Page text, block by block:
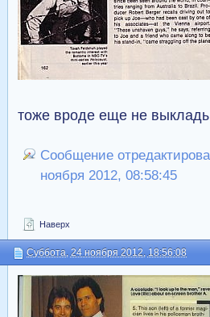
тоже вроде еще не
Сообщение
ноября 2012, 08:58:45
Наверх
Суббота, 24 ноября 2012, 18:56:08